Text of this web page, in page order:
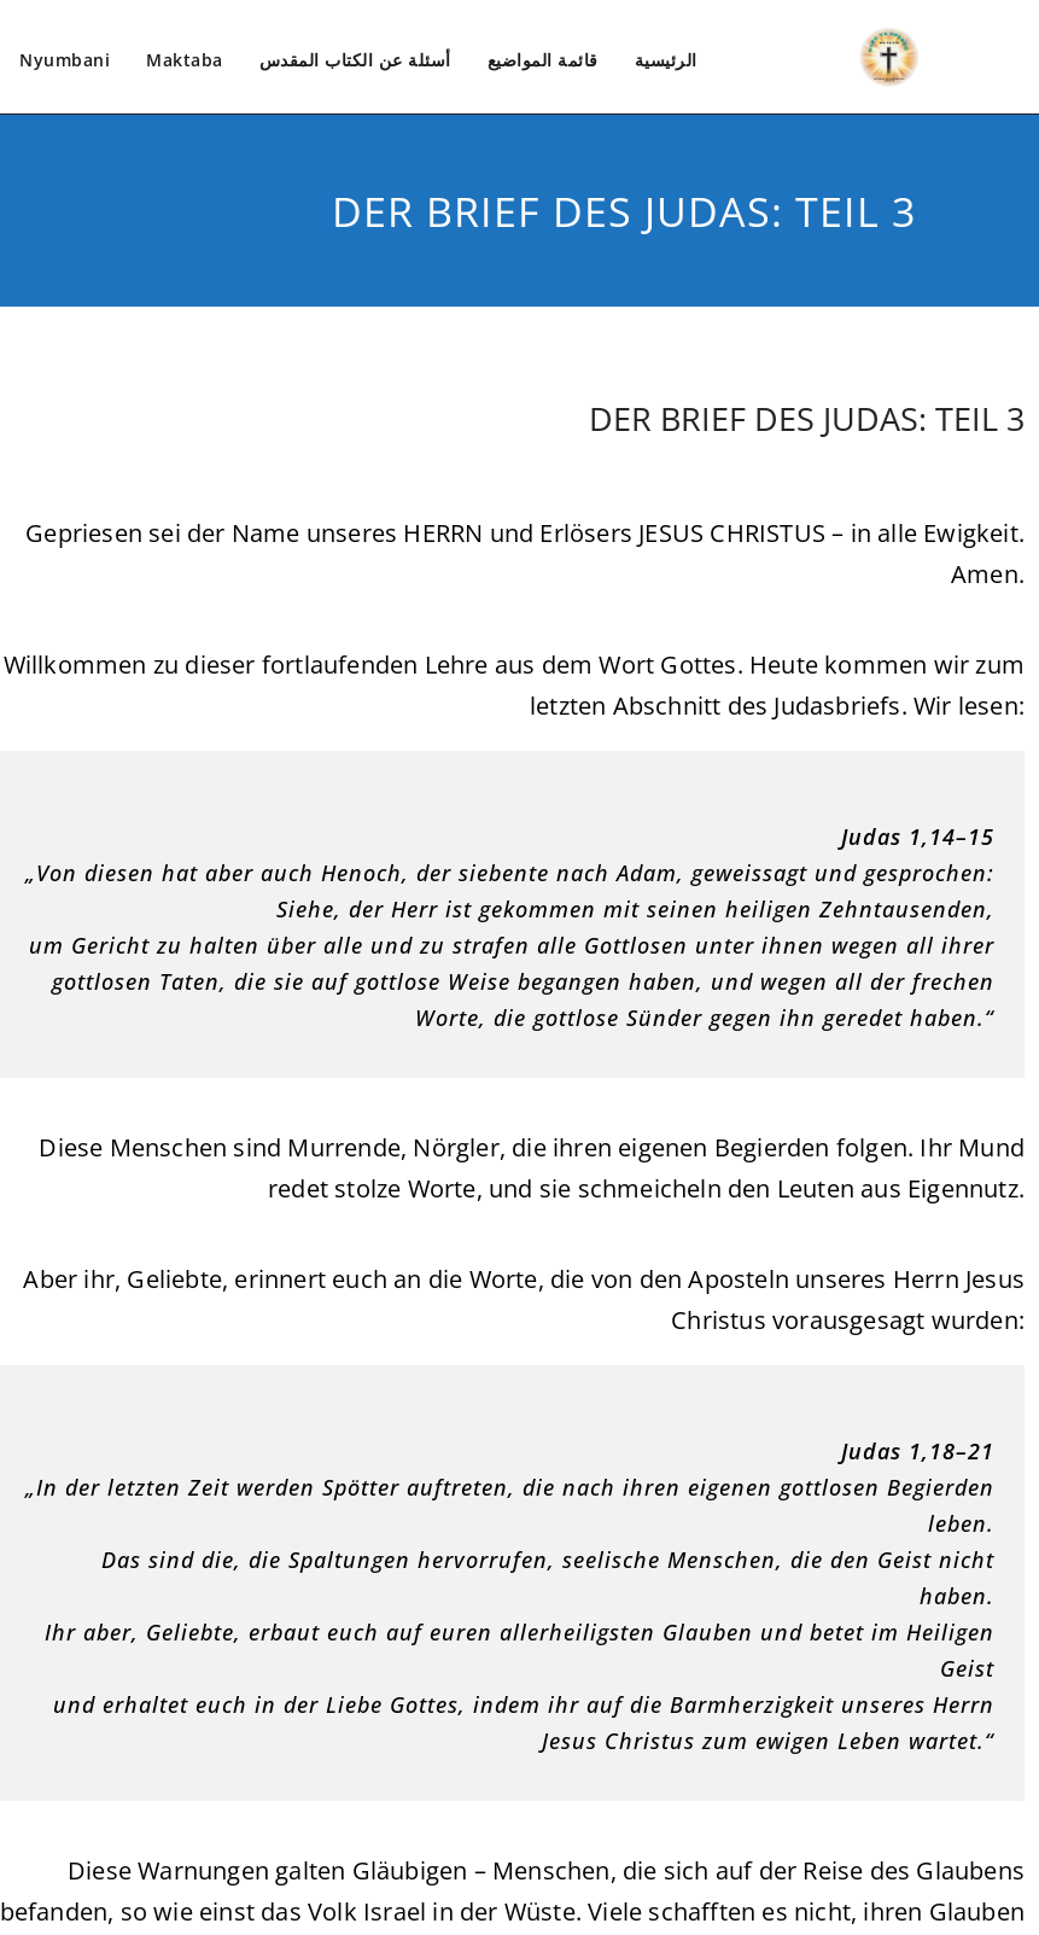
الرئيسية قائمة المواضيع أسئلة عن الكتاب المقدس Maktaba
Nyumbani
DER BRIEF DES JUDAS: TEIL 3
DER BRIEF DES JUDAS: TEIL 3
Gepriesen sei der Name unseres HERRN und Erlösers JESUS CHRISTUS – in alle Ewigkeit.
Amen.
Willkommen zu dieser fortlaufenden Lehre aus dem Wort Gottes. Heute kommen wir zum
letzten Abschnitt des Judasbriefs. Wir lesen:
Judas 1,14–15
„Von diesen hat aber auch Henoch, der siebente nach Adam, geweissagt und gesprochen:
Siehe, der Herr ist gekommen mit seinen heiligen Zehntausenden,
um Gericht zu halten über alle und zu strafen alle Gottlosen unter ihnen wegen all ihrer
gottlosen Taten, die sie auf gottlose Weise begangen haben, und wegen all der frechen
Worte, die gottlose Sünder gegen ihn geredet haben.“
Diese Menschen sind Murrende, Nörgler, die ihren eigenen Begierden folgen. Ihr Mund
redet stolze Worte, und sie schmeicheln den Leuten aus Eigennutz.
Aber ihr, Geliebte, erinnert euch an die Worte, die von den Aposteln unseres Herrn Jesus
Christus vorausgesagt wurden:
Judas 1,18–21
„In der letzten Zeit werden Spötter auftreten, die nach ihren eigenen gottlosen Begierden
leben.
Das sind die, die Spaltungen hervorrufen, seelische Menschen, die den Geist nicht
haben.
Ihr aber, Geliebte, erbaut euch auf euren allerheiligsten Glauben und betet im Heiligen
Geist
und erhaltet euch in der Liebe Gottes, indem ihr auf die Barmherzigkeit unseres Herrn
Jesus Christus zum ewigen Leben wartet.“
Diese Warnungen galten Gläubigen – Menschen, die sich auf der Reise des Glaubens
befanden, so wie einst das Volk Israel in der Wüste. Viele schafften es nicht, ihren Glauben